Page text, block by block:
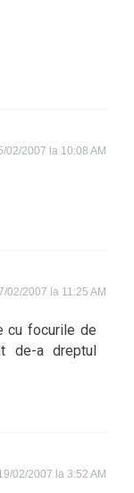
02/2007 la 10:08 AM
02/2007 la 11:25 AM
cu focurile de
de-a dreptul
02/2007 la 3:52 AM